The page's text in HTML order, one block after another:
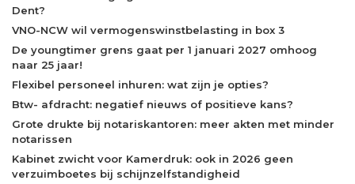
Dent?
VNO-NCW wil vermogenswinstbelasting in box 3
De youngtimer grens gaat per 1 januari 2027 omhoog
naar 25 jaar!
Flexibel personeel inhuren: wat zijn je opties?
Btw- afdracht: negatief nieuws of positieve kans?
Grote drukte bij notariskantoren: meer akten met minder
notarissen
Kabinet zwicht voor Kamerdruk: ook in 2026 geen
verzuimboetes bij schijnzelfstandigheid